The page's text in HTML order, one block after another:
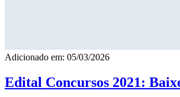
Adicionado em: 05/03/2026
Edital Concursos 2021: